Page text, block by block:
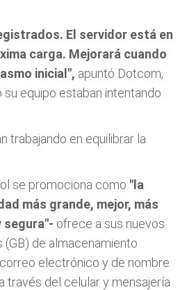
El servidor está en
carga. Mejorará cuando
inicial", apuntó Dotcom,
equipo estaban intentando
trabajando en equilibrar la
se promociona como "la
más grande, mejor, más
segura"- ofrece a sus nuevos
(GB) de almacenamiento
electrónico y de nombre
través del celular y mensajería